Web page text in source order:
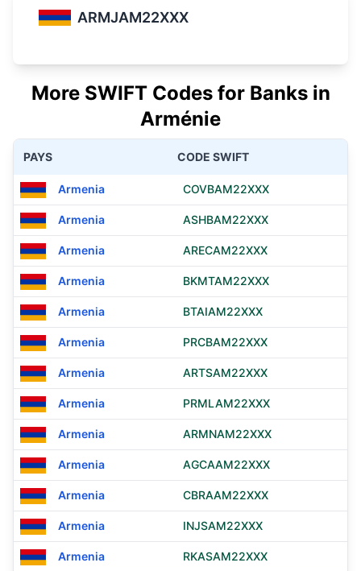
ARMJAM22XXX
More SWIFT Codes for Banks in
Arménie
PAYS CODE SWIFT
Armenia COVBAM22XXX
Armenia ASHBAM22XXX
Armenia ARECAM22XXX
Armenia BKMTAM22XXX
Armenia BTAIAM22XXX
Armenia PRCBAM22XXX
Armenia ARTSAM22XXX
Armenia PRMLAM22XXX
Armenia ARMNAM22XXX
Armenia AGCAAM22XXX
Armenia CBRAAM22XXX
Armenia INJSAM22XXX
Armenia RKASAM22XXX